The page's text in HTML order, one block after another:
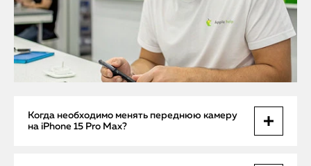
Когда необходимо менять переднюю камеру
на iPhone 15 Pro Max?